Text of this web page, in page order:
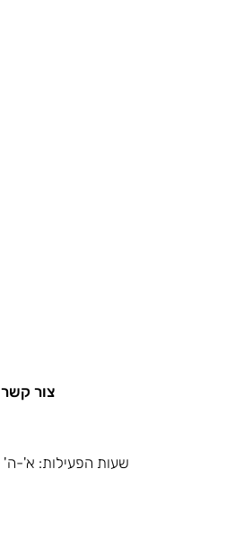
צור קשר
שעות הפעילות: א'-ה' 09:00-18:30, ו' 09:00-14:00